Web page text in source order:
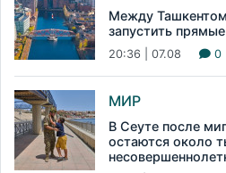
Между
запустить
20:36 | 07.08 0
МИР
В Сеуте после
остаются около